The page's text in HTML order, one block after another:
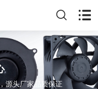
源头厂家品质保证